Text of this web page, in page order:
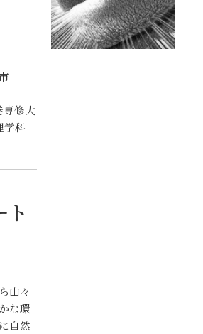
専修大
学科
ト
山々
な環
自然